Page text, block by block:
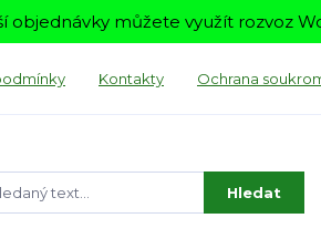
objednávky můžete využít rozvoz
Kontakty Ochrana
Hledat